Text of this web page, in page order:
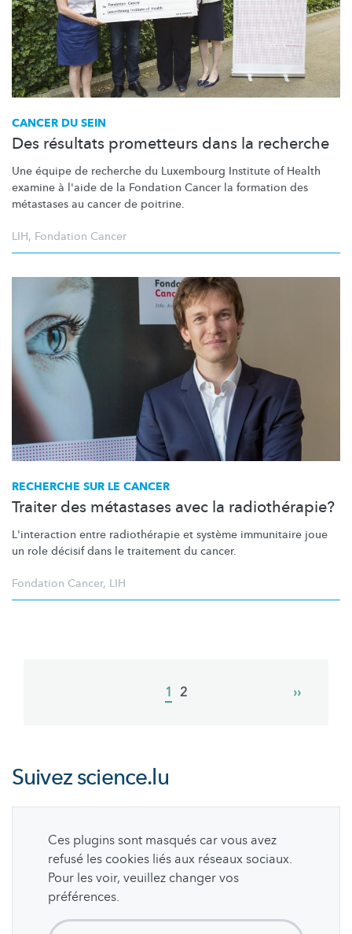
CANCER DU SEIN
Des résultats prometteurs dans la recherche
Une équipe de recherche du Luxembourg Institute of Health
examine à l'aide de la Fondation Cancer la formation des
métastases au cancer de poitrine.
LIH, Fondation Cancer
RECHERCHE SUR LE CANCER
Traiter des métastases avec la radiothérapie?
L'interaction entre radiothérapie et système immunitaire joue
un role décisif dans le traitement du cancer.
Fondation Cancer, LIH
Current
1 Page
2
Next
››
Suivezscience.lu
Ces plugins sont masqués car vous avez
refusé les cookies liés aux réseaux sociaux.
Pour les voir, veuillez changer vos
préférences.